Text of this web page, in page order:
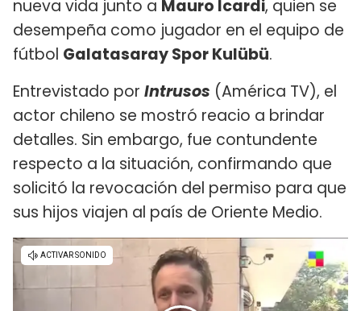
nueva vida junto a Mauro Icardi, quien se
desempeña como jugador en el equipo de
fútbol Galatasaray Spor Kulübü.
Entrevistado por Intrusos (América TV), el
actor chileno se mostró reacio a brindar
detalles. Sin embargo, fue contundente
respecto a la situación, confirmando que
solicitó la revocación del permiso para que
sus hijos viajen al país de Oriente Medio.